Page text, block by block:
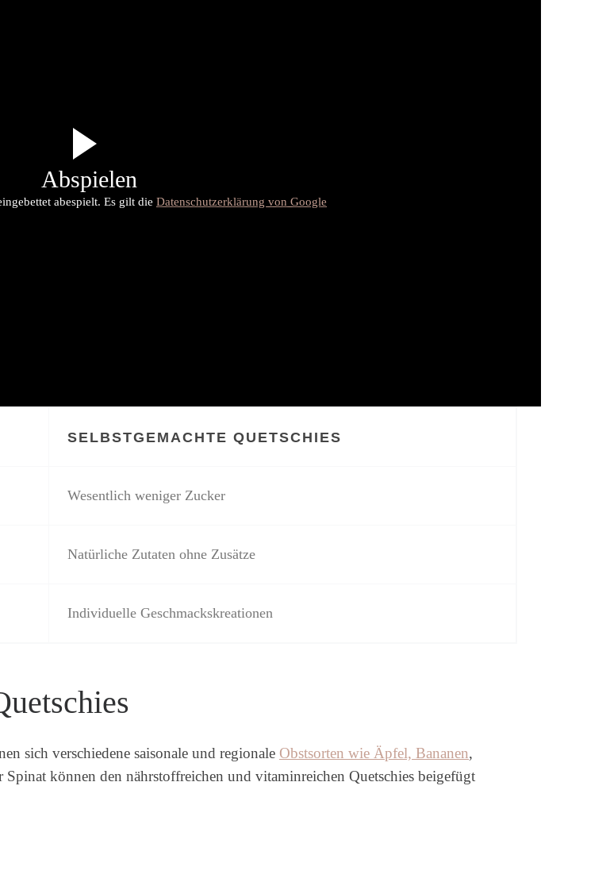
Abspielen
abespielt. Es gilt die Datenschutzerklärung von Google
SELBSTGEMACHTE QUETSCHIES
Wesentlich weniger Zucker
Natürliche Zutaten ohne Zusätze
Individuelle Geschmackskreationen
sich verschiedene saisonale und regionale Obstsorten wie Äpfel, Bananen,
können den nährstoffreichen und vitaminreichen Quetschies beigefügt